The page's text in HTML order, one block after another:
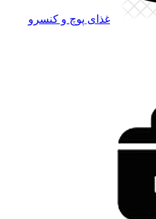
غذای پوچ و کنسرو